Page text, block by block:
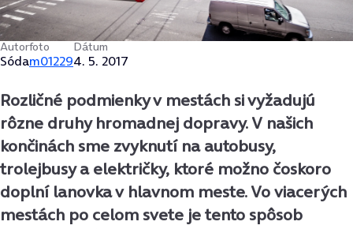
Autor
Sóda
foto
m01229
Dátum
4. 5. 2017
Rozličné podmienky v mestách si vyžadujú
rôzne druhy hromadnej dopravy. V našich
končinách sme zvyknutí na autobusy,
trolejbusy a električky, ktoré možno čoskoro
doplní lanovka v hlavnom meste. Vo viacerých
mestách po celom svete je tento spôsob